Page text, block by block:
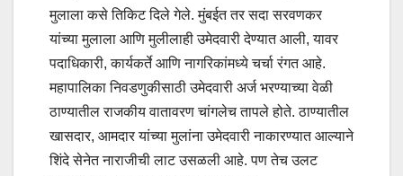
मुलाला कसे तिकिट दिले गेले. मुंबईत तर सदा सरवणकर
यांच्या मुलाला आणि मुलीलाही उमेदवारी देण्यात आली, यावर
पदाधिकारी,कार्यकर्ते आणि नागरिकांमध्ये चर्चा रंगत आहे.
महापालिका निवडणुकीसाठी उमेदवारी अर्ज भरण्याच्या वेळी
ठाण्यातील राजकीय वातावरण चांगलेच तापले होते. ठाण्यातील
खासदार, आमदार यांच्या मुलांना उमेदवारी नाकारण्यात आल्याने
शिंदे सेनेत नाराजीची लाट उसळली आहे. पण तेच उलट